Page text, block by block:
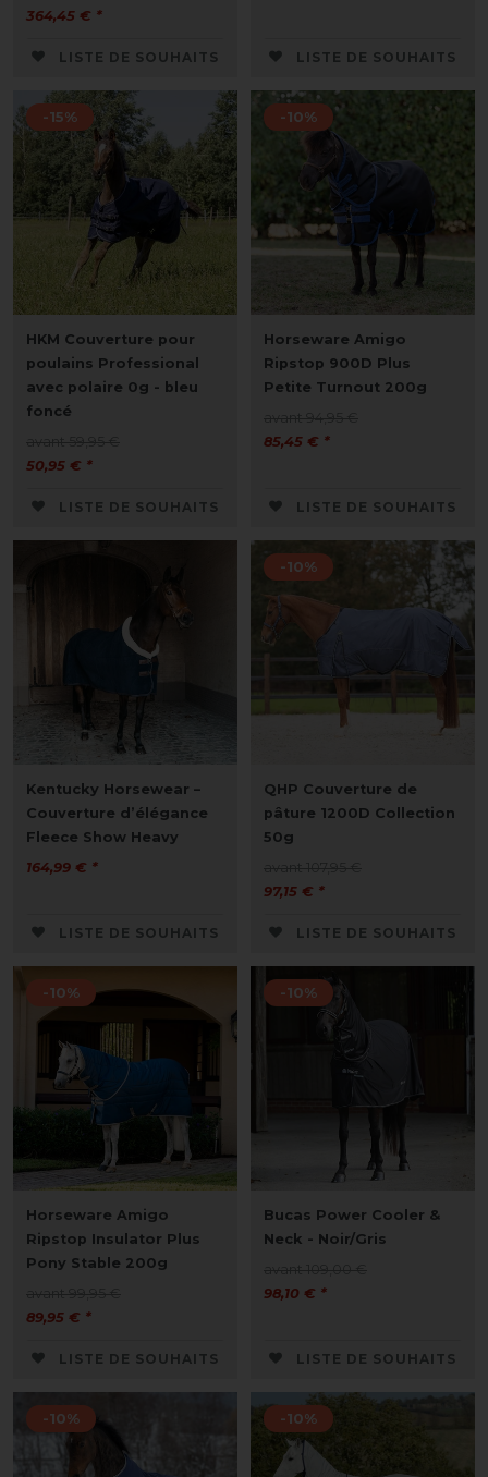
364,45 € *
LISTE DE SOUHAITS LISTE DE SOUHAITS
-15%
HKM Couverture pour
poulains Professional
avec polaire 0g - bleu
foncé
50,95 € *
LISTE DE SOUHAITS
-10%
Horseware Amigo
Ripstop 900D Plus
Petite Turnout 200g
85,45 € *
LISTE DE SOUHAITS
Kentucky Horsewear –
Couverture d’élégance
Fleece Show Heavy
164,99 € *
LISTE DE SOUHAITS
-10%
QHP Couverture de
pâture 1200D Collection
50g
97,15 € *
LISTE DE SOUHAITS
-10%
Horseware Amigo
Ripstop Insulator Plus
Pony Stable 200g
89,95 € *
LISTE DE SOUHAITS
-10%
Bucas Power Cooler &
Neck - Noir/Gris
98,10 € *
LISTE DE SOUHAITS
-10% -10%